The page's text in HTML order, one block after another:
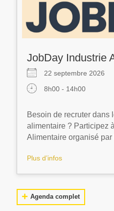
JobDay Industrie
22 septembre 2026
8h00 - 14h00
Besoin de recruter dans
alimentaire ? Participez
Alimentaire organisé
Plus d’infos
Agenda complet